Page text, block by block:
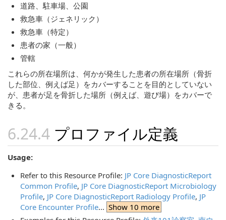
道路、駐車場、公園
救急車（ジェネリック）
救急車（特定）
患者の家（一般）
管轄
これらの所在場所は、何かが発生した患者の所在場所（骨折
した部位、例えば足）をカバーすることを目的としていない
が、患者が足を骨折した場所（例えば、遊び場）をカバーで
きる。
プロファイル定義
Usage:
Refer to this Resource Profile: JP Core DiagnosticReport
Common Profile, JP Core DiagnosticReport Microbiology
Profile, JP Core DiagnosticReport Radiology Profile, JP
Core Encounter Profile... Show 10 more